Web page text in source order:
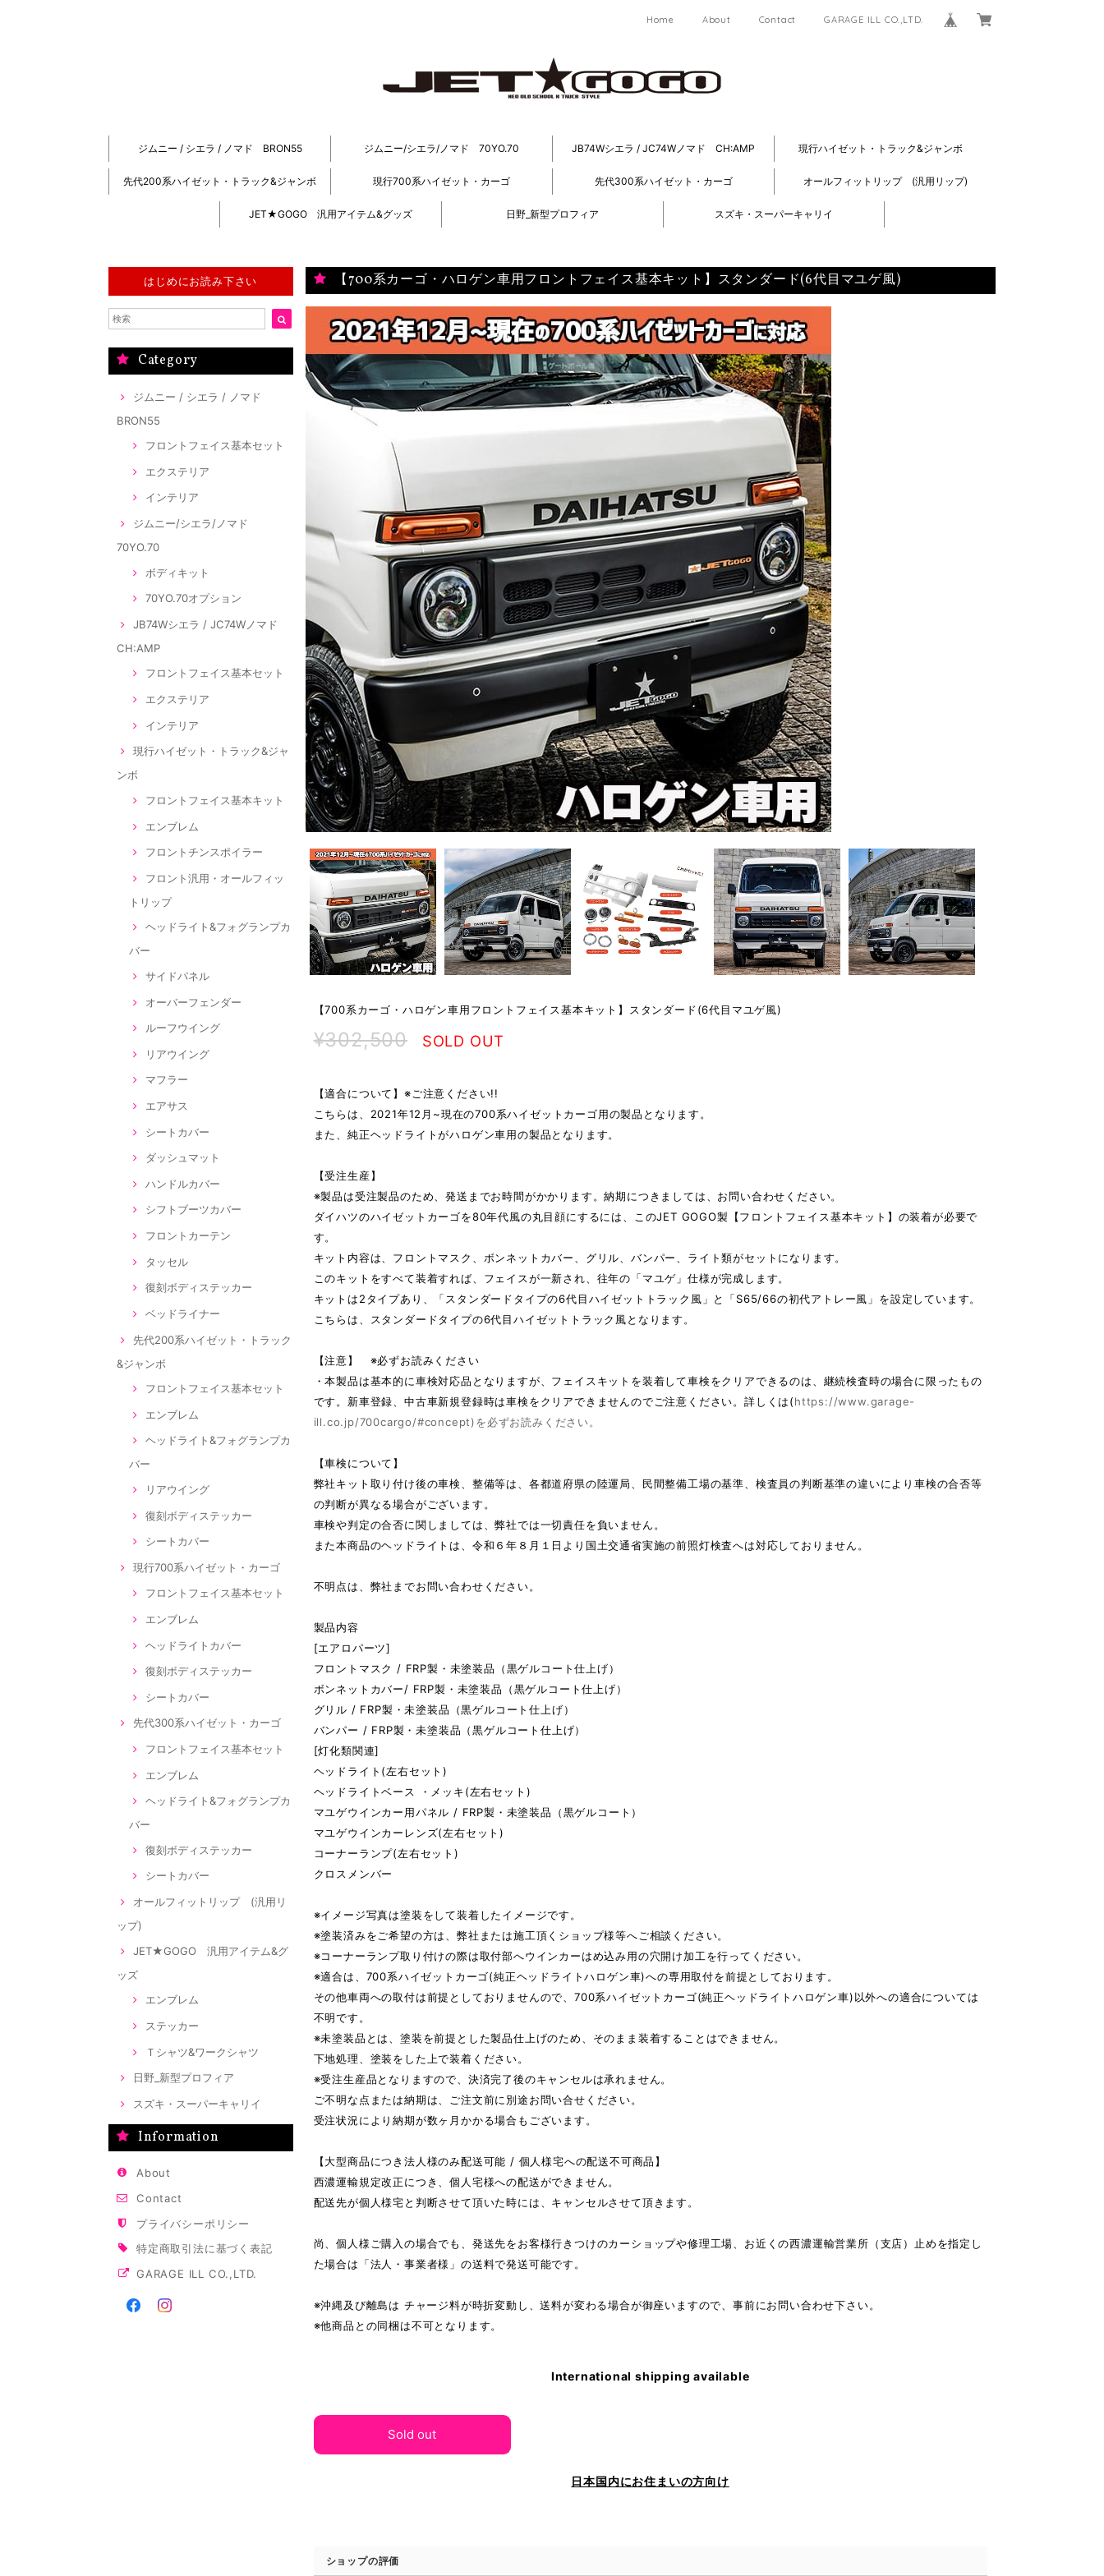
Home About Contact GARAGE ILL CO.,LTD.
ジムニー / シエラ / ノマド BRON55 ジムニー/シエラ/ノマド 70YO.70 JB74Wシエラ / JC74Wノマド CH:AMP 現行ハイゼット・トラック&ジャンボ
先代200系ハイゼット・トラック&ジャンボ 現行700系ハイゼット・カーゴ 先代300系ハイゼット・カーゴ オールフィットリップ (汎用リップ)
JET★GOGO 汎用アイテム&グッズ 日野_新型プロフィア スズキ・スーパーキャリイ
はじめにお読み下さい
Category
ジムニー / シエラ / ノマド
BRON55
フロントフェイス基本セット
エクステリア
インテリア
ジムニー/シエラ/ノマド
70YO.70
ボディキット
70YO.70オプション
JB74Wシエラ / JC74Wノマド
CH:AMP
フロントフェイス基本セット
エクステリア
インテリア
現行ハイゼット・トラック&ジャ
ンボ
フロントフェイス基本キット
エンブレム
フロントチンスポイラー
フロント汎用・オールフィッ
トリップ
ヘッドライト&フォグランプカ
バー
サイドパネル
オーバーフェンダー
ルーフウイング
リアウイング
マフラー
エアサス
シートカバー
ダッシュマット
ハンドルカバー
シフトブーツカバー
フロントカーテン
タッセル
復刻ボディステッカー
ベッドライナー
先代200系ハイゼット・トラック
&ジャンボ
フロントフェイス基本セット
エンブレム
ヘッドライト&フォグランプカ
バー
リアウイング
復刻ボディステッカー
シートカバー
現行700系ハイゼット・カーゴ
フロントフェイス基本セット
エンブレム
ヘッドライトカバー
復刻ボディステッカー
シートカバー
先代300系ハイゼット・カーゴ
フロントフェイス基本セット
エンブレム
ヘッドライト&フォグランプカ
バー
復刻ボディステッカー
シートカバー
オールフィットリップ (汎用リ
ップ)
JET★GOGO 汎用アイテム&グ
ッズ
エンブレム
ステッカー
Ｔシャツ&ワークシャツ
日野_新型プロフィア
スズキ・スーパーキャリイ
Information
About
Contact
プライバシーポリシー
特定商取引法に基づく表記
GARAGE ILL CO.,LTD.
【700系カーゴ・ハロゲン車用フロントフェイス基本キット】スタンダード(6代目マユゲ風)
【700系カーゴ・ハロゲン車用フロントフェイス基本キット】スタンダード(6代目マユゲ風)
¥302,500 SOLD OUT
【適合について】※ご注意ください!!
こちらは、2021年12月~現在の700系ハイゼットカーゴ用の製品となります。
また、純正ヘッドライトがハロゲン車用の製品となります。
【受注生産】
※製品は受注製品のため、発送までお時間がかかります。納期につきましては、お問い合わせください。
ダイハツのハイゼットカーゴを80年代風の丸目顔にするには、このJET GOGO製【フロントフェイス基本キット】の装着が必要で
す。
キット内容は、フロントマスク、ボンネットカバー、グリル、バンパー、ライト類がセットになります。
このキットをすべて装着すれば、フェイスが一新され、往年の「マユゲ」仕様が完成します。
キットは2タイプあり、「スタンダードタイプの6代目ハイゼットトラック風」と「S65/66の初代アトレー風」を設定しています。
こちらは、スタンダードタイプの6代目ハイゼットトラック風となります。
【注意】 ※必ずお読みください
・本製品は基本的に車検対応品となりますが、フェイスキットを装着して車検をクリアできるのは、継続検査時の場合に限ったもの
です。新車登録、中古車新規登録時は車検をクリアできませんのでご注意ください。詳しくは(https://www.garage-
ill.co.jp/700cargo/#concept)を必ずお読みください。
【車検について】
弊社キット取り付け後の車検、整備等は、各都道府県の陸運局、民間整備工場の基準、検査員の判断基準の違いにより車検の合否等
の判断が異なる場合がございます。
車検や判定の合否に関しましては、弊社では一切責任を負いません。
また本商品のヘッドライトは、令和６年８月１日より国土交通省実施の前照灯検査へは対応しておりません。
不明点は、弊社までお問い合わせください。
製品内容
[エアロパーツ]
フロントマスク / FRP製・未塗装品（黒ゲルコート仕上げ）
ボンネットカバー/ FRP製・未塗装品（黒ゲルコート仕上げ）
グリル / FRP製・未塗装品（黒ゲルコート仕上げ）
バンパー / FRP製・未塗装品（黒ゲルコート仕上げ）
[灯化類関連]
ヘッドライト(左右セット)
ヘッドライトベース ・メッキ(左右セット)
マユゲウインカー用パネル / FRP製・未塗装品（黒ゲルコート）
マユゲウインカーレンズ(左右セット)
コーナーランプ(左右セット)
クロスメンバー
※イメージ写真は塗装をして装着したイメージです。
※塗装済みをご希望の方は、弊社または施工頂くショップ様等へご相談ください。
※コーナーランプ取り付けの際は取付部へウインカーはめ込み用の穴開け加工を行ってください。
※適合は、700系ハイゼットカーゴ(純正ヘッドライトハロゲン車)への専用取付を前提としております。
その他車両への取付は前提としておりませんので、700系ハイゼットカーゴ(純正ヘッドライトハロゲン車)以外への適合については
不明です。
※未塗装品とは、塗装を前提とした製品仕上げのため、そのまま装着することはできません。
下地処理、塗装をした上で装着ください。
※受注生産品となりますので、決済完了後のキャンセルは承れません。
ご不明な点または納期は、ご注文前に別途お問い合せください。
受注状況により納期が数ヶ月かかる場合もございます。
【大型商品につき法人様のみ配送可能 / 個人様宅への配送不可商品】
西濃運輸規定改正につき、個人宅様への配送ができません。
配送先が個人様宅と判断させて頂いた時には、キャンセルさせて頂きます。
尚、個人様ご購入の場合でも、発送先をお客様行きつけのカーショップや修理工場、お近くの西濃運輸営業所（支店）止めを指定し
た場合は「法人・事業者様」の送料で発送可能です。
※沖縄及び離島は チャージ料が時折変動し、送料が変わる場合が御座いますので、事前にお問い合わせ下さい。
※他商品との同梱は不可となります。
International shipping available
Sold out
日本国内にお住まいの方向け
ショップの評価